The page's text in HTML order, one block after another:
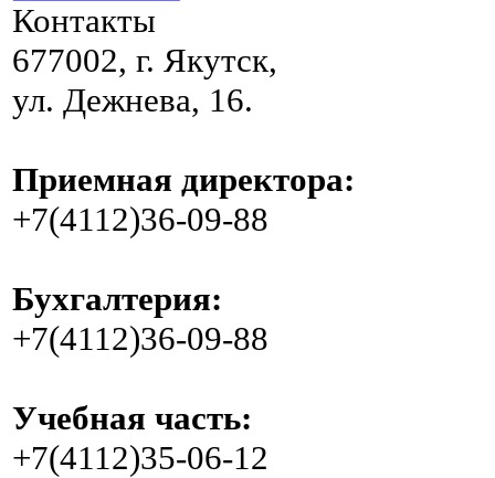
Контакты
677002, г. Якутск,
ул. Дежнева, 16.
Приемная директора:
+7(4112)36-09-88
Бухгалтерия:
+7(4112)36-09-88
Учебная часть:
+7(4112)35-06-12